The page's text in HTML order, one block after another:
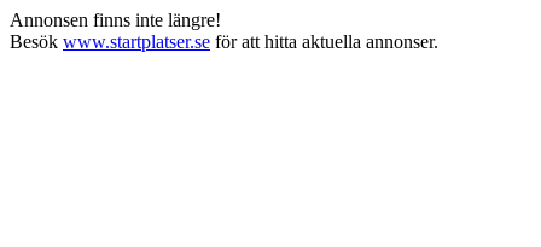
Annonsen finns inte längre!
Besök www.startplatser.se för att hitta aktuella annonser.